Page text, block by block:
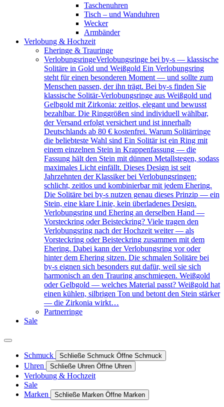
Taschenuhren
Tisch – und Wanduhren
Wecker
Armbänder
Verlobung & Hochzeit
Eheringe & Trauringe
VerlobungsringeVerlobungsringe bei by-s — klassische
Solitäre in Gold und Weißgold Ein Verlobungsring
steht für einen besonderen Moment — und sollte zum
Menschen passen, der ihn trägt. Bei by-s finden Sie
klassische Solitär-Verlobungsringe aus Weißgold und
Gelbgold mit Zirkonia: zeitlos, elegant und bewusst
bezahlbar. Die Ringgrößen sind individuell wählbar,
der Versand erfolgt versichert und ist innerhalb
Deutschlands ab 80 € kostenfrei. Warum Solitärringe
die beliebteste Wahl sind Ein Solitär ist ein Ring mit
einem einzelnen Stein in Krappenfassung — die
Fassung hält den Stein mit dünnen Metallstegen, sodass
maximales Licht einfällt. Dieses Design ist seit
Jahrzehnten der Klassiker bei Verlobungsringen:
schlicht, zeitlos und kombinierbar mit jedem Ehering.
Die Solitäre bei by-s nutzen genau dieses Prinzip — ein
Stein, eine klare Linie, kein überladenes Design.
Verlobungsring und Ehering an derselben Hand —
Vorsteckring oder Beisteckring? Viele tragen den
Verlobungsring nach der Hochzeit weiter — als
Vorsteckring oder Beisteckring zusammen mit dem
Ehering. Dabei kann der Verlobungsring vor oder
hinter dem Ehering sitzen. Die schmalen Solitäre bei
by-s eignen sich besonders gut dafür, weil sie sich
harmonisch an den Trauring anschmiegen. Weißgold
oder Gelbgold — welches Material passt? Weißgold hat
einen kühlen, silbrigen Ton und betont den Stein stärker
— die Zirkonia wirkt…
Partnerringe
Sale
Schmuck Schließe Schmuck Öffne Schmuck
Uhren Schließe Uhren Öffne Uhren
Verlobung & Hochzeit
Sale
Marken
Schließe Marken Öffne Marken